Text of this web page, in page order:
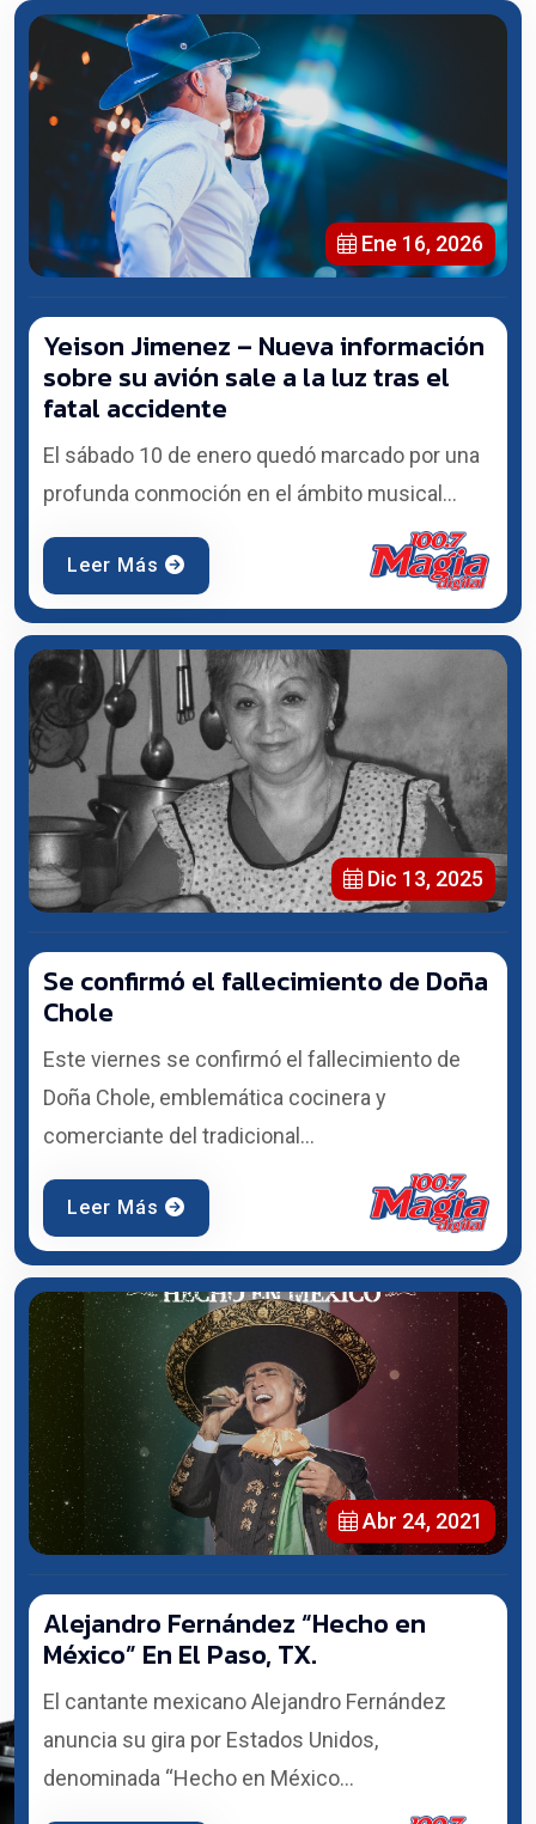
Ene 16, 2026
Yeison Jimenez – Nueva información
sobre su avión sale a la luz tras el
fatal accidente
El sábado 10 de enero quedó marcado por una
profunda conmoción en el ámbito musical...
Leer Más
Dic 13, 2025
Se confirmó el fallecimiento de Doña
Chole
Este viernes se confirmó el fallecimiento de
Doña Chole, emblemática cocinera y
comerciante del tradicional...
Leer Más
Abr 24, 2021
Alejandro Fernández “Hecho en
México” En El Paso, TX.
El cantante mexicano Alejandro Fernández
anuncia su gira por Estados Unidos,
denominada “Hecho en México...